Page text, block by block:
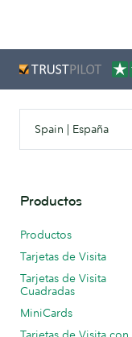
Spain | España
Productos
Productos
Tarjetas de Visita
Tarjetas de Visita
Cuadradas
MiniCards